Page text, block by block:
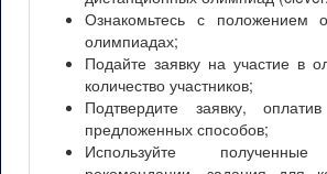
Ознакомьтесь с положением
олимпиадах;
Подайте заявку на участие в
количество участников;
Подтвердите заявку,
предложенных способов;
Используйте полученные